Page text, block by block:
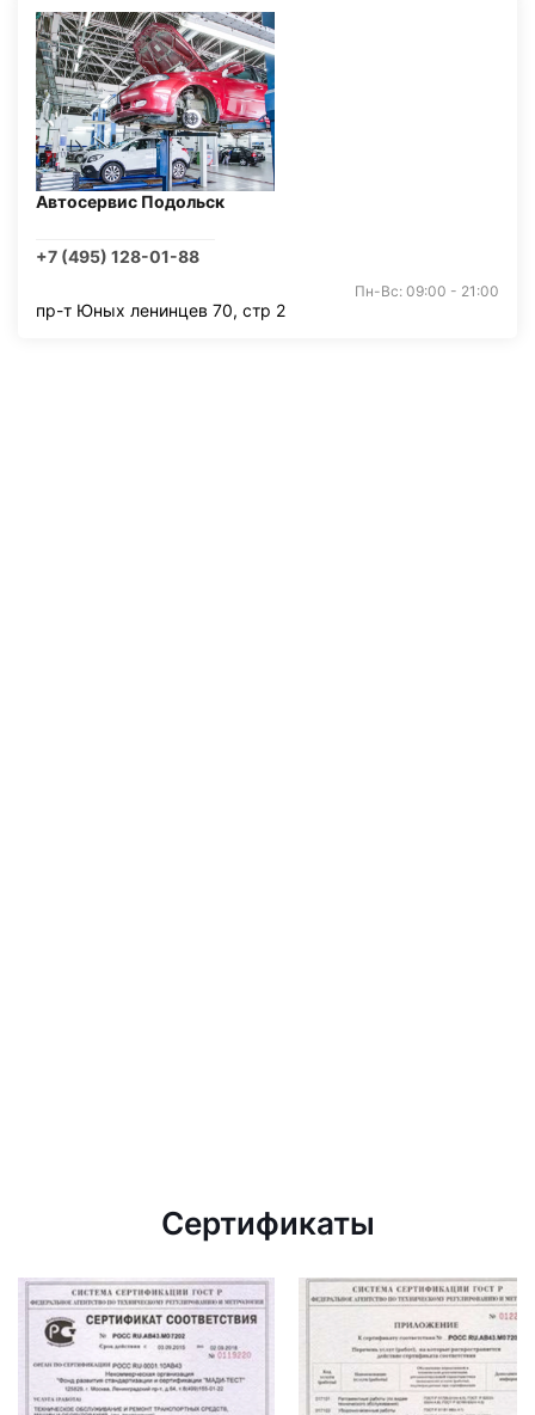
Автосервис Подольск
+7 (495) 128-01-88
Пн-Вс: 09:00 - 21:00
пр-т Юных ленинцев 70, стр 2
Сертификаты